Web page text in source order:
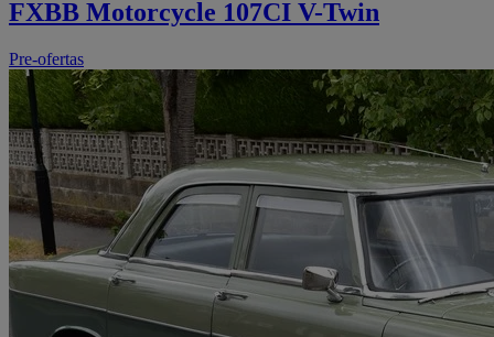
FXBB Motorcycle 107CI V-Twin
Pre-ofertas